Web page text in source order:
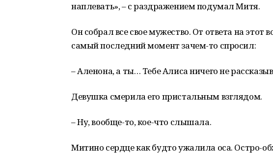
наплевать», – с раздражением подумал Митя.
Он собрал все свое мужество. От ответа на этот
самый последний момент зачем-то спросил:
– Аленона, а ты… Тебе Алиса ничего не
Девушка смерила его пристальным взглядом.
– Ну, вообще-то, кое-что слышала.
Митино сердце как будто ужалила оса. Остро-